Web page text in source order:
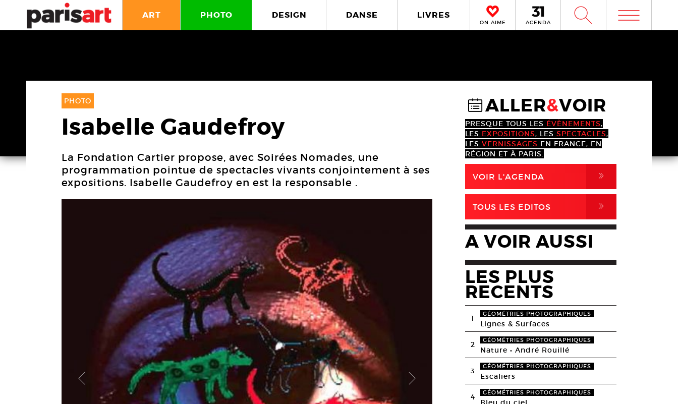
ART PHOTO DESIGN DANSE LIVRES
ON AIME AGENDA W m
PHOTO
Isabelle Gaudefroy
La Fondation Cartier propose, avec Soirées Nomades, une
programmation pointue de spectacles vivants conjointement à ses
expositions. Isabelle Gaudefroy en est la responsable .
@ALLER&VOIR
PRESQUE TOUS LES ÉVÈNEMENTS,
LES EXPOSITIONS, LES SPECTACLES,
LES VERNISSAGES EN FRANCE, EN
RÉGION ET À PARIS.
VOIR L'AGENDA ,
TOUS LES EDITOS ,
A VOIR AUSSI
LES PLUS
RECENTS
1 GÉOMÉTRIES PHOTOGRAPHIQUES
Lignes & Surfaces
2 GÉOMÉTRIES PHOTOGRAPHIQUES
Nature • André Rouillé
3 GÉOMÉTRIES PHOTOGRAPHIQUES
Escaliers
4 GÉOMÉTRIES PHOTOGRAPHIQUES